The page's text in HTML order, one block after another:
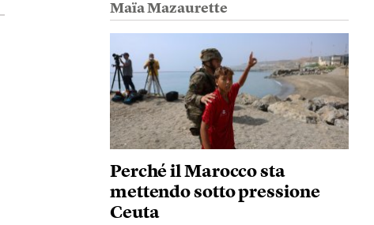
Maïa Mazaurette
Perché il Marocco sta
mettendo sotto pressione
Ceuta